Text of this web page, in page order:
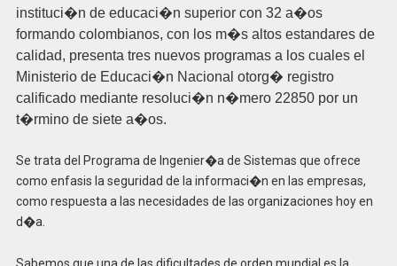
instituci�n de educaci�n superior con 32 a�os
formando colombianos, con los m�s altos estandares de
calidad, presenta tres nuevos programas a los cuales el
Ministerio de Educaci�n Nacional otorg� registro
calificado mediante resoluci�n n�mero 22850 por un
t�rmino de siete a�os.
Se trata del Programa de Ingenier�a de Sistemas que ofrece
como enfasis la seguridad de la informaci�n en las empresas,
como respuesta a las necesidades de las organizaciones hoy en
d�a.